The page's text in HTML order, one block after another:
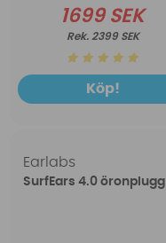
1699 SEK
2399 SEK
Köp!
Earlabs
SurfEars 4.0 öronplugg